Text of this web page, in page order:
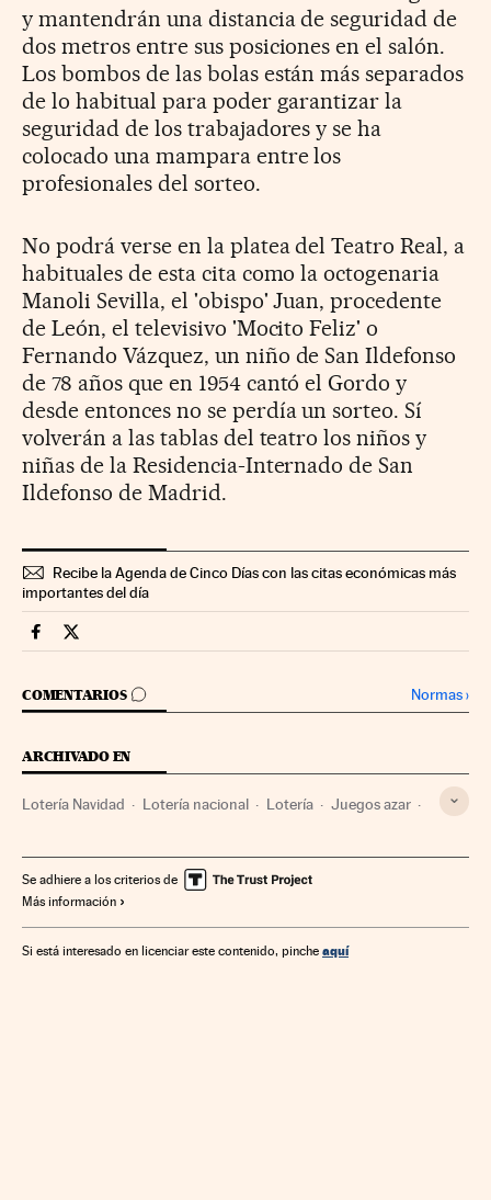
y mantendrán una distancia de seguridad de
dos metros entre sus posiciones en el salón.
Los bombos de las bolas están más separados
de lo habitual para poder garantizar la
seguridad de los trabajadores y se ha
colocado una mampara entre los
profesionales del sorteo.
No podrá verse en la platea del Teatro Real, a
habituales de esta cita como la octogenaria
Manoli Sevilla, el 'obispo' Juan, procedente
de León, el televisivo 'Mocito Feliz' o
Fernando Vázquez, un niño de San Ildefonso
de 78 años que en 1954 cantó el Gordo y
desde entonces no se perdía un sorteo. Sí
volverán a las tablas del teatro los niños y
niñas de la Residencia-Internado de San
Ildefonso de Madrid.
Recibe la Agenda de Cinco Días con las citas económicas más
importantes del día
Loteria Navidad Cinco Días en Facebook
Loteria Navidad Cinco Días en Twitter
COMENTARIOS
IR A LOS COMENTARIOS Normas›
ARCHIVADO EN
Lotería Navidad Lotería nacional Lotería Juegos azar
Se adhiere a los criterios de
Más información
Si está interesado en licenciar este contenido, pinche aquí